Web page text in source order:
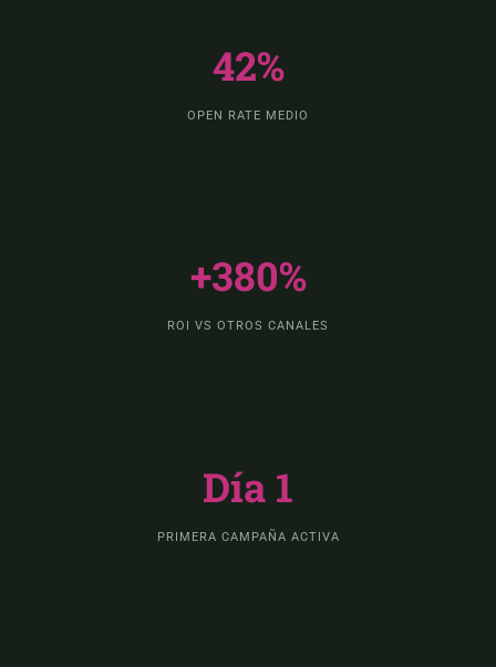
42%
OPEN RATE MEDIO
+380%
ROI VS OTROS CANALES
Día 1
PRIMERA CAMPAÑA ACTIVA